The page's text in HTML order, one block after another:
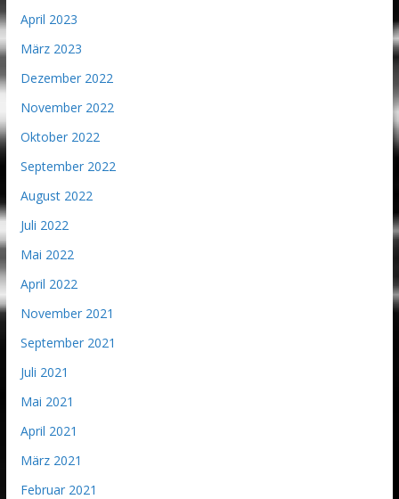
April 2023
März 2023
Dezember 2022
November 2022
Oktober 2022
September 2022
August 2022
Juli 2022
Mai 2022
April 2022
November 2021
September 2021
Juli 2021
Mai 2021
April 2021
März 2021
Februar 2021